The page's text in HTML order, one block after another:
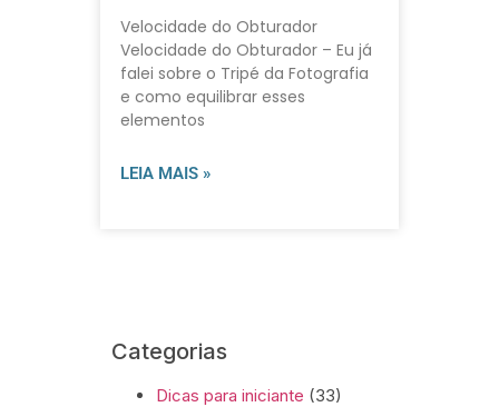
Velocidade do Obturador
Velocidade do Obturador – Eu já
falei sobre o Tripé da Fotografia
e como equilibrar esses
elementos
LEIA MAIS »
Categorias
Dicas para iniciante (33)